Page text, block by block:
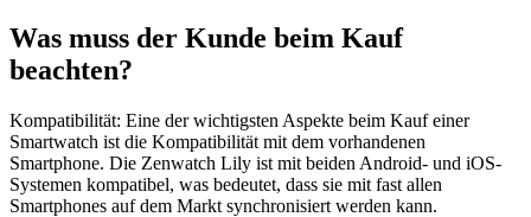
Was muss der Kunde beim Kauf
beachten?
Kompatibilität: Eine der wichtigsten Aspekte beim Kauf einer
Smartwatch ist die Kompatibilität mit dem vorhandenen
Smartphone. Die Zenwatch Lily ist mit beiden Android- und iOS-
Systemen kompatibel, was bedeutet, dass sie mit fast allen
Smartphones auf dem Markt synchronisiert werden kann.